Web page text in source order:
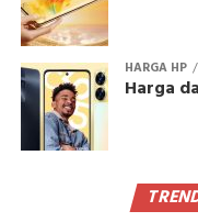
HARGA HP
Harga